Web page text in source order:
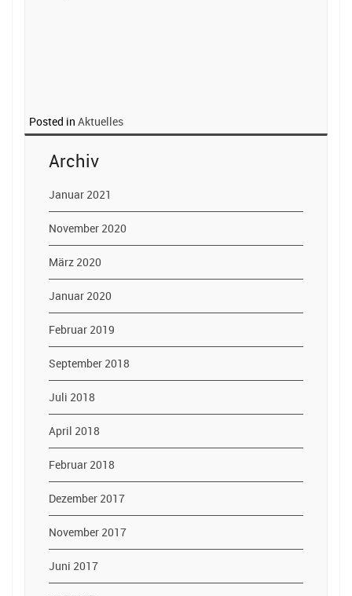
Posted in Aktuelles
Archiv
Januar 2021
November 2020
März 2020
Januar 2020
Februar 2019
September 2018
Juli 2018
April 2018
Februar 2018
Dezember 2017
November 2017
Juni 2017